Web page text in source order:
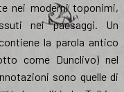
nei moderni toponimi,
nei paesaggi. Un
la parola antico
come Dunclivo) nel
sono quelle di